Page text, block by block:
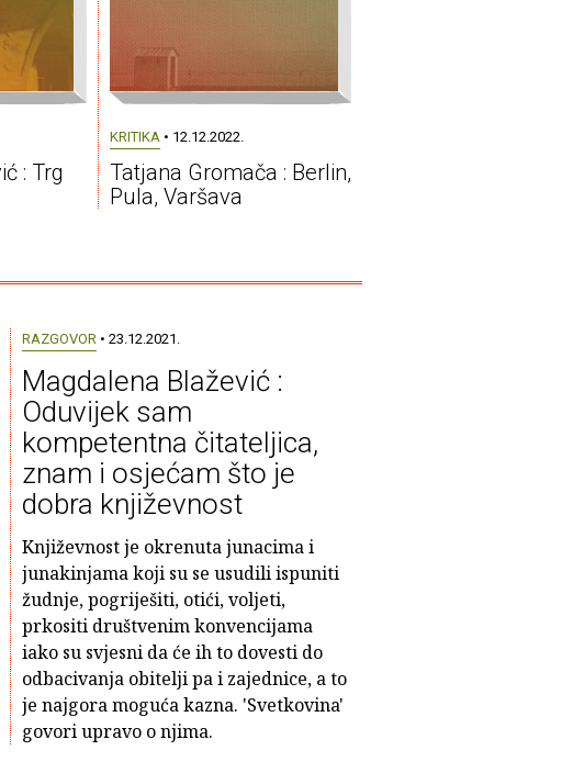
: Trg
KRITIKA • 12.12.2022.
Tatjana Gromača : Berlin,
Pula, Varšava
RAZGOVOR• 23.12.2021.
Magdalena Blažević :
Oduvijek sam
kompetentna čitateljica,
znam i osjećam što je
dobra književnost
Književnost je okrenuta junacima i
junakinjama koji su se usudili ispuniti
žudnje, pogriješiti, otići, voljeti,
prkositi društvenim konvencijama
iako su svjesni da će ih to dovesti do
odbacivanja obitelji pa i zajednice, a to
je najgora moguća kazna. 'Svetkovina'
govori upravo o njima.